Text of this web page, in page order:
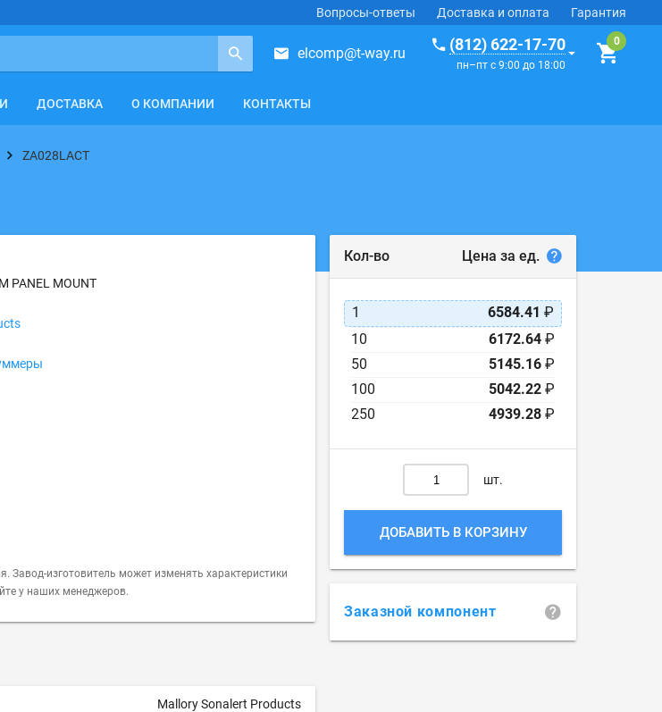
Вопросы-ответы Доставка и оплата Гарантия
elcomp@t-way.ru (812) 622-17-70
пн–пт с 9:00 до 18:00
ДОСТАВКА О КОМПАНИИ КОНТАКТЫ
ZA028LACT
PANEL MOUNT
изготовитель может изменять характеристики
у наших менеджеров.
Mallory Sonalert Products
Кол-во Цена за ед.
1 6584.41 ₽
10
6172.64 ₽
50
5145.16 ₽
100
5042.22 ₽
250
4939.28 ₽
шт.
ДОБАВИТЬ В КОРЗИНУ
Заказной компонент